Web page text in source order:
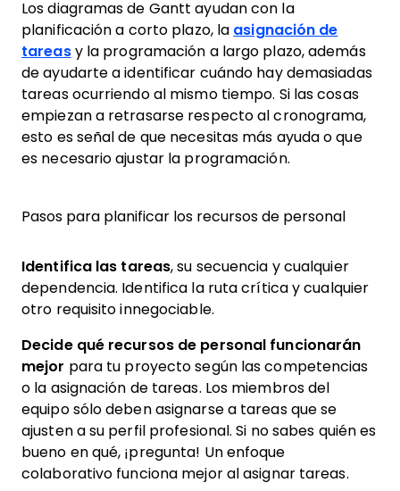
Los diagramas de Gantt ayudan con la
planificación a corto plazo, la asignación de
tareasy la programación a largo plazo, además
de ayudarte a identificar cuándo hay demasiadas
tareas ocurriendo al mismo tiempo. Si las cosas
empiezan a retrasarse respecto al cronograma,
esto es señal de que necesitas más ayuda o que
es necesario ajustar la programación.
Pasos para planificar los recursos de personal
Identifica las tareas, su secuencia y cualquier
dependencia. Identifica la ruta crítica y cualquier
otro requisito innegociable.
Decide qué recursos de personal funcionarán
mejor para tu proyecto según las competencias
o la asignación de tareas. Los miembros del
equipo sólo deben asignarse a tareas que se
ajusten a su perfil profesional. Si no sabes quién es
bueno en qué, ¡pregunta! Un enfoque
colaborativo funciona mejor al asignar tareas.